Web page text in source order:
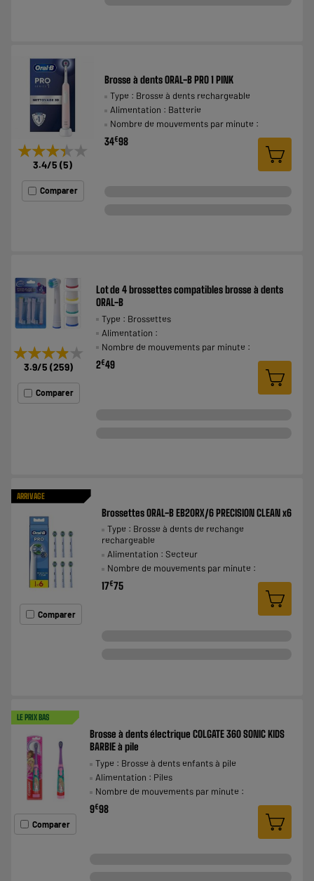
★★★★★
★★★★★
3.4/5 (5)
Comparer
Brosse à dents ORAL-B PRO 1 PINK
Type : Brosse à dents rechargeable
Alimentation : Batterie
Nombre de mouvements par minute :
34€98
★★★★★
★★★★★
3.9/5 (259)
Comparer
Lot de 4 brossettes compatibles brosse à dents
ORAL-B
Type : Brossettes
Alimentation :
Nombre de mouvements par minute :
2€49
ARRIVAGE
Comparer
Brossettes ORAL-B EB20RX/6 PRECISION CLEAN x6
Type : Brosse à dents de rechange
rechargeable
Alimentation : Secteur
Nombre de mouvements par minute :
17€75
LE PRIX BAS
Comparer
Brosse à dents électrique COLGATE 360 SONIC KIDS
BARBIE à pile
Type : Brosse à dents enfants à pile
Alimentation : Piles
Nombre de mouvements par minute :
9€98